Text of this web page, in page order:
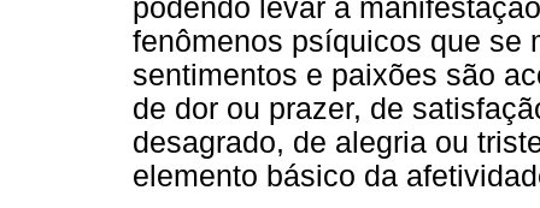
podendo levar à
fenômenos psíquicos que se
sentimentos e paixões são
de dor ou prazer, de
desagrado, de alegria ou
elemento básico da